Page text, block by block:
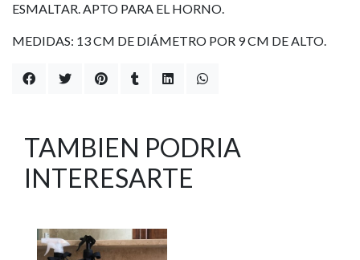
ESMALTAR. APTO PARA EL HORNO.
MEDIDAS: 13 CM DE DIÁMETRO POR 9 CM DE ALTO.
TAMBIEN PODRIA
INTERESARTE